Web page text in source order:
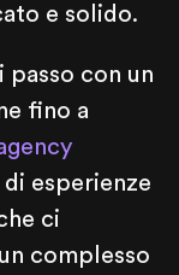
e solido.
passo con un
fino a
esperienze
ci
complesso